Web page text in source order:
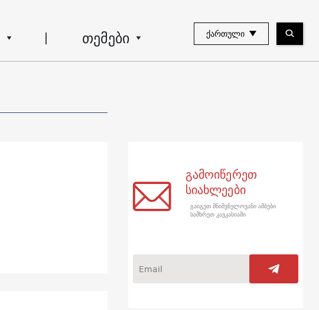
თემები ᲥᲐᲠᲗᲣᲚᲘ
გამოიწერეთ
სიახლეები
გაიგეთ მნიშვნელოვანი ამბები
სამხრეთ კავკასიაში